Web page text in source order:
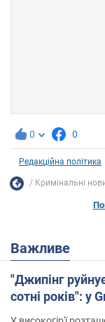
0 0
Редакційна політика
Кримінальні
Важливе
"Джипінг
сотні років": у